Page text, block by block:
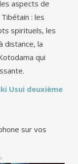
aspects de
: les
spirituels, les
distance, la
qui
Usui deuxième
sur vos
.